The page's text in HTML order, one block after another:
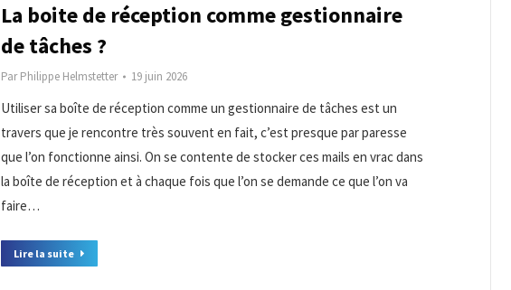
La boite de réception comme gestionnaire
de tâches ?
ParPhilippe Helmstetter 19 juin 2026
Utiliser sa boîte de réception comme un gestionnaire de tâches est un
travers que je rencontre très souvent en fait, c’est presque par paresse
que l’on fonctionne ainsi. On se contente de stocker ces mails en vrac dans
la boîte de réception et à chaque fois que l’on se demande ce que l’on va
faire…
Lire la suite